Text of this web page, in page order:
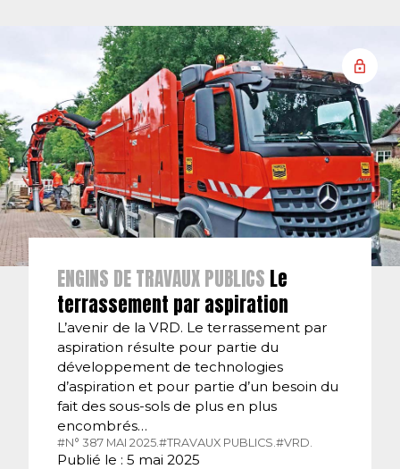
ENGINS DE TRAVAUX PUBLICS Le
terrassement par aspiration
L’avenir de la VRD. Le terrassement par
aspiration résulte pour partie du
développement de technologies
d’aspiration et pour partie d’un besoin du
fait des sous-sols de plus en plus
encombrés…
#N° 387 MAI 2025. #TRAVAUX PUBLICS. #VRD.
Publié le : 5 mai 2025